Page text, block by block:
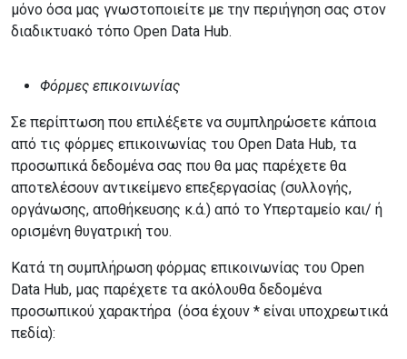
μόνο όσα μας γνωστοποιείτε με την περιήγηση σας στον
διαδικτυακό τόπο Open Data Hub.
Φόρμες επικοινωνίας
Σε περίπτωση που επιλέξετε να συμπληρώσετε κάποια
από τις φόρμες επικοινωνίας του Open Data Hub, τα
προσωπικά δεδομένα σας που θα μας παρέχετε θα
αποτελέσουν αντικείμενο επεξεργασίας (συλλογής,
οργάνωσης, αποθήκευσης κ.ά.) από το Υπερταμείο και/ ή
ορισμένη θυγατρική του.
Κατά τη συμπλήρωση φόρμας επικοινωνίας του Open
Data Hub, μας παρέχετε τα ακόλουθα δεδομένα
προσωπικού χαρακτήρα (όσα έχουν * είναι υποχρεωτικά
πεδία):